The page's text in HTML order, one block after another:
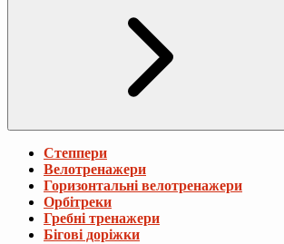
Степпери
Велотренажери
Горизонтальні велотренажери
Орбітреки
Гребні тренажери
Бігові доріжки